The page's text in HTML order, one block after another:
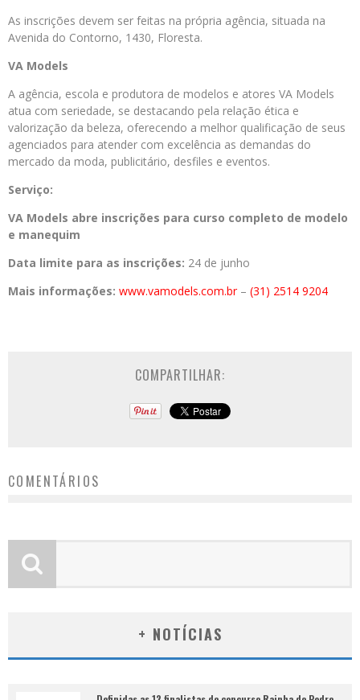
As inscrições devem ser feitas na própria agência, situada na
Avenida do Contorno, 1430, Floresta.
VA Models
A agência, escola e produtora de modelos e atores VA Models
atua com seriedade, se destacando pela relação ética e
valorização da beleza, oferecendo a melhor qualificação de seus
agenciados para atender com excelência as demandas do
mercado da moda, publicitário, desfiles e eventos.
Serviço:
VA Models abre inscrições para curso completo de modelo
e manequim
Data limite para as inscrições: 24 de junho
Mais informações: www.vamodels.com.br– (31) 2514 9204
COMPARTILHAR:
COMENTÁRIOS
+ NOTÍCIAS